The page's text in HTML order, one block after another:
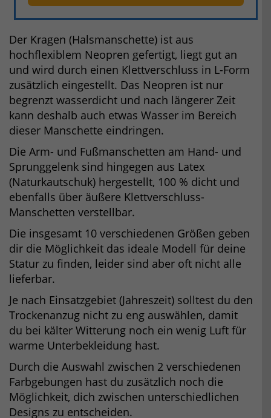
Der Kragen (Halsmanschette) ist aus
hochflexiblem Neopren gefertigt, liegt gut an
und wird durch einen Klettverschluss in L-Form
zusätzlich eingestellt. Das Neopren ist nur
begrenzt wasserdicht und nach längerer Zeit
kann deshalb auch etwas Wasser im Bereich
dieser Manschette eindringen.
Die Arm- und Fußmanschetten am Hand- und
Sprunggelenk sind hingegen aus Latex
(Naturkautschuk) hergestellt, 100 % dicht und
ebenfalls über äußere Klettverschluss-
Manschetten verstellbar.
Die insgesamt 10 verschiedenen Größen geben
dir die Möglichkeit das ideale Modell für deine
Statur zu finden, leider sind aber oft nicht alle
lieferbar.
Je nach Einsatzgebiet (Jahreszeit) solltest du den
Trockenanzug nicht zu eng auswählen, damit
du bei kälter Witterung noch ein wenig Luft für
warme Unterbekleidung hast.
Durch die Auswahl zwischen 2 verschiedenen
Farbgebungen hast du zusätzlich noch die
Möglichkeit, dich zwischen unterschiedlichen
Designs zu entscheiden.